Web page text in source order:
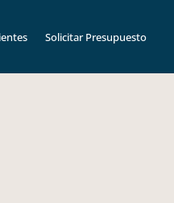
Solicitar Presupuesto